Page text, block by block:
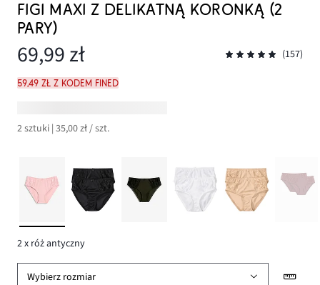
FIGI MAXI Z DELIKATNĄ KORONKĄ (2
PARY)
69,99 zł (157)
59,49 zł z kodem FINED
2 sztuki | 35,00 zł / szt.
2 x róż antyczny
Wybierz rozmiar